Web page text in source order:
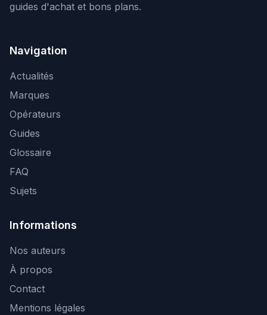
guides d'achat et bons plans.
Navigation
Actualités
Marques
Opérateurs
Guides
Glossaire
FAQ
Sujets
Informations
Nos auteurs
À propos
Contact
Mentions légales